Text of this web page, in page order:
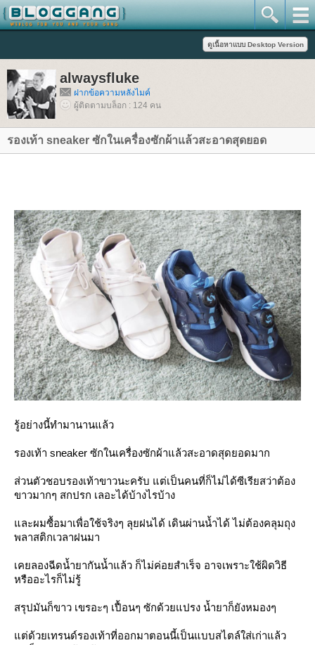
alwaysfluke
ฝากข้อความหลังไมค์
ผู้ติดตามบล็อก : 124 คน
รองเท้า sneaker ซักในเครื่องซักผ้าแล้วสะอาดสุดยอด
รู้อย่างนี้ทำมานานแล้ว
รองเท้า sneaker ซักในเครื่องซักผ้าแล้วสะอาดสุดยอดมาก
ส่วนตัวชอบรองเท้าขาวนะครับ ต่เป็นคนที่ก็ไม่ได้ซีเรีสว่าต้อง
ขาวมากๆ สกปรก เลอะได้บ้างไรบ้าง
ละผมซื้อมาเพื่อใช้จริงๆ ลุยฝนได้ เดินผ่านน้ำได้ ไม่ต้องคลุมถุง
พลาสติกเวลาฝนมา
เคยลองฉีดน้ำยากันน้ำแล้ว ก็ไม่ค่อยสำเร็จ อาจเพราะใช้ผิดวิธี
หรืออะไรก็ไม่รู้
สรุปมันก็ขาว เขรอะๆ เปื้อนๆ ซักด้วยแปรง น้ำยาก็ยังหมองๆ
ต่ด้วยเทรนด์รองเท้าที่ออกมาตอนนี้เป็นแบบสไตล์ใส่เก่าแล้ว